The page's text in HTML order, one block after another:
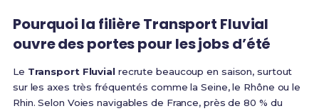
Pourquoi la filière Transport Fluvial
ouvre des portes pour les jobs d’été
Le Transport Fluvialrecrute beaucoup en saison, surtout
sur les axes très fréquentés comme la Seine, le Rhône ou le
Rhin. Selon Voies navigables de France, près de 80 % du